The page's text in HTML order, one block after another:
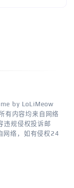
by LoLiMeow
有内容均来自网络
违规侵权投诉邮
网络，如有侵权24